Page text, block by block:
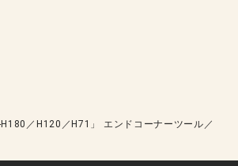
／H120／H71」 エンドコーナーツール／